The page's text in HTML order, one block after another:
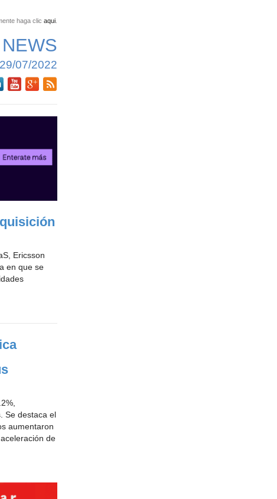
haga clic aqui
NEWS
29/07/2022
Ericsson
en que se
Se destaca el
aumentaron
de